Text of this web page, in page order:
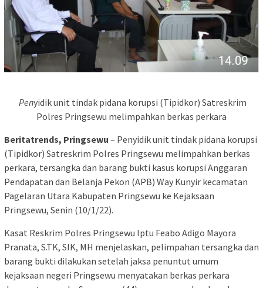
Penyidik unit tindak pidana korupsi (Tipidkor) Satreskrim
Polres Pringsewu melimpahkan berkas perkara
Beritatrends, Pringsewu – Penyidik unit tindak pidana korupsi
(Tipidkor) Satreskrim Polres Pringsewu melimpahkan berkas
perkara, tersangka dan barang bukti kasus korupsi Anggaran
Pendapatan dan Belanja Pekon (APB) Way Kunyir kecamatan
Pagelaran Utara Kabupaten Pringsewu ke Kejaksaan
Pringsewu, Senin (10/1/22).
Kasat Reskrim Polres Pringsewu Iptu Feabo Adigo Mayora
Pranata, S.TK, SIK, MH menjelaskan, pelimpahan tersangka dan
barang bukti dilakukan setelah jaksa penuntut umum
kejaksaan negeri Pringsewu menyatakan berkas perkara